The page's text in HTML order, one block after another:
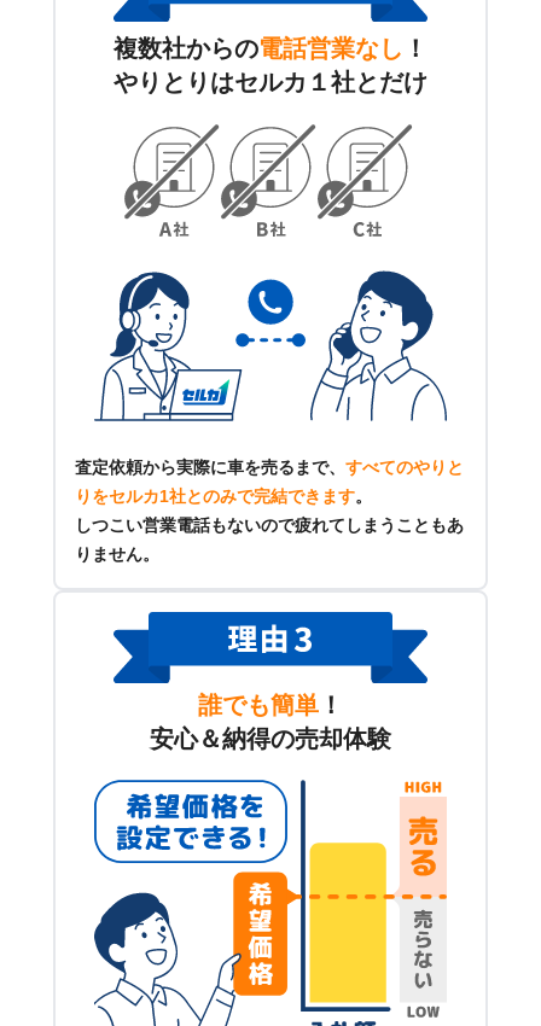
複数社からの電話営業なし ！
やりとりはセルカ１社とだけ
査定依頼から実際に車を売るまで、 すべてのやりと
りをセルカ1社とのみで完結できます。
しつこい営業電話もないので疲れてしまうこともあ
りません。
誰でも簡単 ！
安心＆納得の売却体験